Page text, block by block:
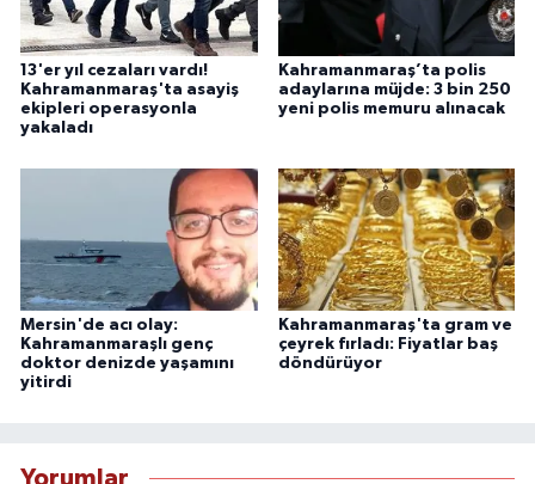
13'er yıl cezaları vardı!
Kahramanmaraş'ta asayiş
ekipleri operasyonla
yakaladı
Kahramanmaraş’ta polis
adaylarına müjde: 3 bin 250
yeni polis memuru alınacak
Mersin'de acı olay:
Kahramanmaraşlı genç
doktor denizde yaşamını
yitirdi
Kahramanmaraş'ta gram ve
çeyrek fırladı: Fiyatlar baş
döndürüyor
Yorumlar